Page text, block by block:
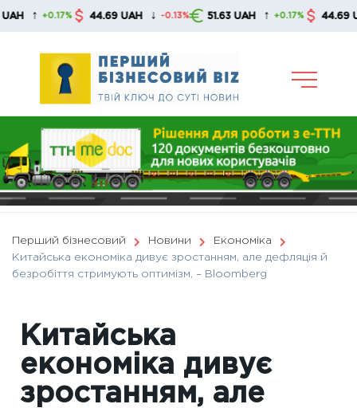
Skip
+0.17% 44.69 UAH ↓ -0.13% 51.63 UAH ↑ +0.17% 44.69 UAH ↓
Перший бізнесовий Новини
Економіка
Китайська економіка дивує зростанням, але дефляція й
безробіття стримують оптимізм, – Bloomberg
Китайська
економіка дивує
зростанням, але